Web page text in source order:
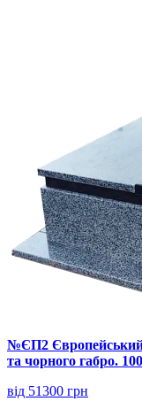
№ЄП2 Європейський
та чорного габро.
від 51300 грн